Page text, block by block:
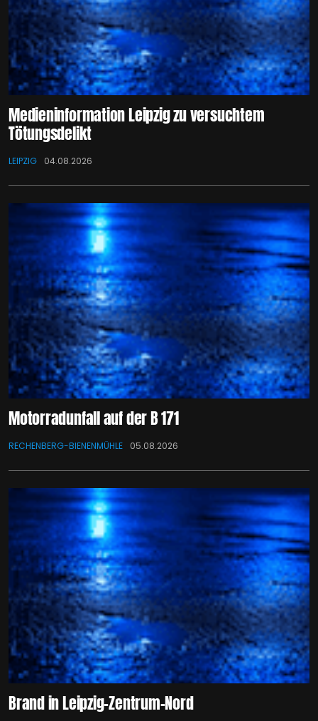
Medieninformation Leipzig zu versuchtem
Tötungsdelikt
LEIPZIG 04.08.2026
Motorradunfall auf der B 171
RECHENBERG-BIENENMÜHLE 05.08.2026
Brand in Leipzig-Zentrum-Nord